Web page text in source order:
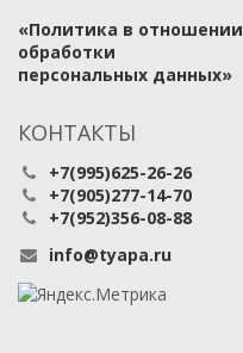
​«Политика в отношении
обработки
персональных данных»
КОНТАКТЫ
+7(995)625-26-26
+7(905)277-14-70
+7(952)356-08-88
info@tyapa.ru